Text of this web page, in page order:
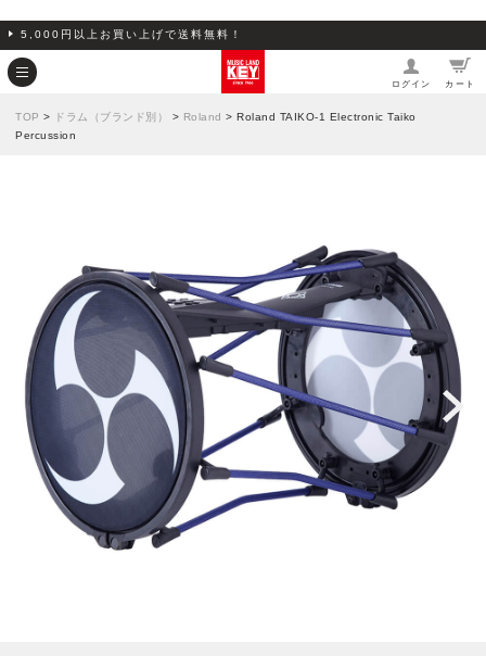
5,000円以上お買い上げで送料無料！
ログイン カート
TOP > ドラム（ブランド別） > Roland > Roland TAIKO-1 Electronic Taiko
Percussion